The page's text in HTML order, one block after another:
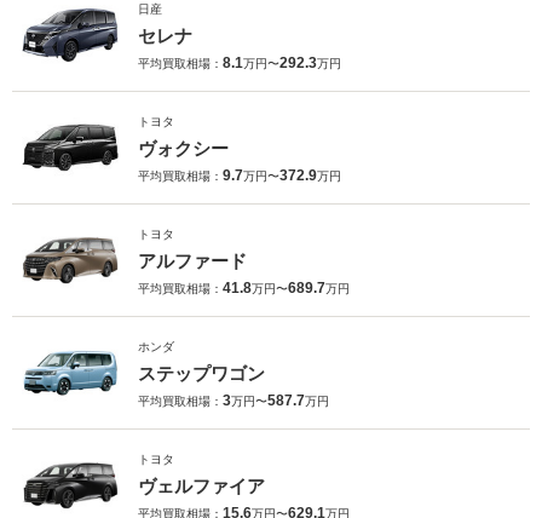
日産
セレナ
平均買取相場： 8.1万円〜292.3万円
トヨタ
ヴォクシー
平均買取相場： 9.7万円〜372.9万円
トヨタ
アルファード
平均買取相場： 41.8万円〜689.7万円
ホンダ
ステップワゴン
平均買取相場： 3万円〜587.7万円
トヨタ
ヴェルファイア
平均買取相場： 15.6万円〜629.1万円